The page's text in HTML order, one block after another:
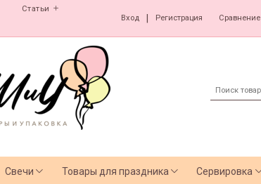
Статьи
Вход Регистрация Сравнение
Свечи Товары для праздника Сервировка